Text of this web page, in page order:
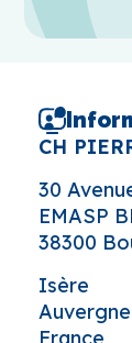
CH
30
EMASP
38300
Isère
France